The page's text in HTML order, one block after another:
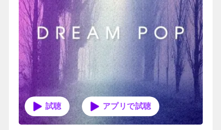
アプリで試聴